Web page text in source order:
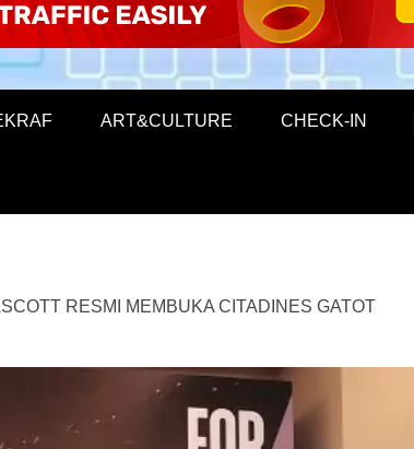
ART&CULTURE CHECK-IN
RESMI MEMBUKA CITADINES GATOT